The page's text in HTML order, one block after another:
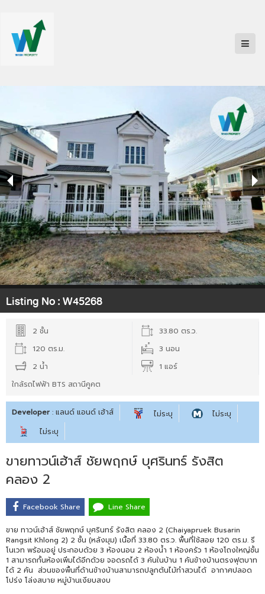
Listing No :W45268
2 ชั้น
33.80 ตร.ว.
120 ตร.ม.
3 นอน
2 น้ำ
1 แอร์
ใกล้รถไฟฟ้า BTS สถานีคูคต
Developer : แลนด์ แอนด์ เฮ้าส์ ไม่ระบุ
ไม่ระบุ
ไม่ระบุ
ขายทาวน์เฮ้าส์ ชัยพฤกษ์ บุศรินทร์ รังสิต
คลอง 2
Facebook Share Line Share
ขาย ทาวน์เฮ้าส์ ชัยพฤกษ์ บุศรินทร์ รังสิต คลอง 2 (Chaiyapruek Busarin
Rangsit Khlong 2) 2 ชั้น (หลังมุม) เนื้อที่ 33.80 ตร.ว. พื้นที่ใช้สอย 120 ตร.ม. รี
โนเวท พร้อมอยู่ ประกอบด้วย 3 ห้องนอน 2 ห้องน้ำ 1 ห้องครัว 1 ห้องโถงใหญ่ชั้น
1 สามารถกั้นห้องเพิ่มได้อีกด้วย จอดรถได้ 3 คันในบ้าน 1 คันข้างบ้านตรงฟุตบาท
ได้ 2 คัน ส่วนของพื้นที่ด้านข้างบ้านสามารถปลูกต้นไม้ทำสวนได้ อากาศปลอด
โปร่ง โล่งสบาย หมู่บ้านเงียบสงบ